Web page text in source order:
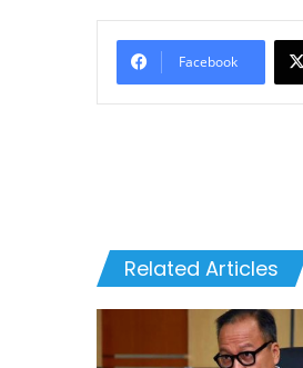
Facebook
Related Articles